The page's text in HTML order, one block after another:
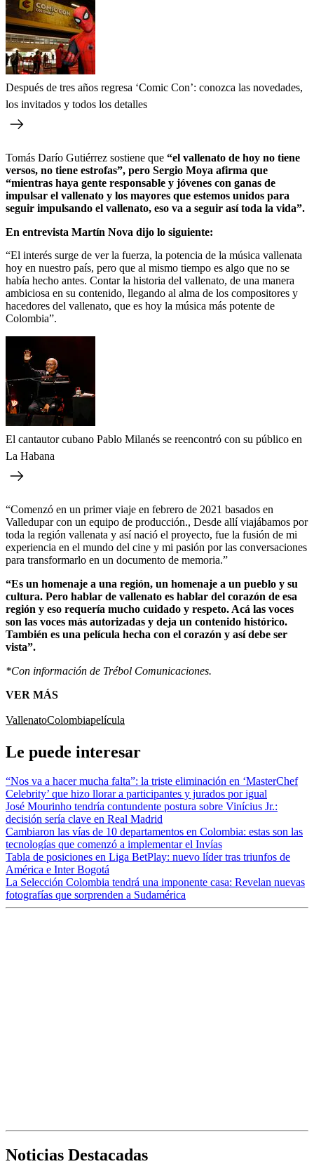
Después de tres años regresa ‘Comic Con’: conozca las novedades,
los invitados y todos los detalles
Tomás Darío Gutiérrez sostiene que “el vallenato de hoy no tiene
versos, no tiene estrofas”, pero Sergio Moya afirma que
“mientras haya gente responsable y jóvenes con ganas de
impulsar el vallenato y los mayores que estemos unidos para
seguir impulsando el vallenato, eso va a seguir así toda la vida”.
En entrevista Martín Nova dijo lo siguiente:
“El interés surge de ver la fuerza, la potencia de la música vallenata
hoy en nuestro país, pero que al mismo tiempo es algo que no se
había hecho antes. Contar la historia del vallenato, de una manera
ambiciosa en su contenido, llegando al alma de los compositores y
hacedores del vallenato, que es hoy la música más potente de
Colombia”.
El cantautor cubano Pablo Milanés se reencontró con su público en
La Habana
“Comenzó en un primer viaje en febrero de 2021 basados en
Valledupar con un equipo de producción., Desde allí viajábamos por
toda la región vallenata y así nació el proyecto, fue la fusión de mi
experiencia en el mundo del cine y mi pasión por las conversaciones
para transformarlo en un documento de memoria.”
“Es un homenaje a una región, un homenaje a un pueblo y su
cultura. Pero hablar de vallenato es hablar del corazón de esa
región y eso requería mucho cuidado y respeto. Acá las voces
son las voces más autorizadas y deja un contenido histórico.
También es una película hecha con el corazón y así debe ser
vista”.
*Con información de Trébol Comunicaciones.
VER MÁS
VallenatoColombiapelícula
Le puede interesar
“Nos va a hacer mucha falta”: la triste eliminación en ‘MasterChef
Celebrity’ que hizo llorar a participantes y jurados por igual
José Mourinho tendría contundente postura sobre Vinícius Jr.:
decisión sería clave en Real Madrid
Cambiaron las vías de 10 departamentos en Colombia: estas son las
tecnologías que comenzó a implementar el Invías
Tabla de posiciones en Liga BetPlay: nuevo líder tras triunfos de
América e Inter Bogotá
La Selección Colombia tendrá una imponente casa: Revelan nuevas
fotografías que sorprenden a Sudamérica
Noticias Destacadas